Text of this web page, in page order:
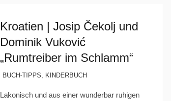
Kroatien | Josip Čekolj und
Dominik Vuković
„Rumtreiber im Schlamm“
BUCH-TIPPS, KINDERBUCH
Lakonisch und aus einer wunderbar ruhigen